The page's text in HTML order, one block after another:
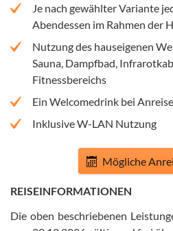
Je nach gewählter Variante
Abendessen im Rahmen der
Nutzung des hauseigenen
Sauna, Dampfbad,
Fitnessbereichs
Ein Welcomedrink bei Anreise
Inklusive W-LAN Nutzung
Mögliche
REISEINFORMATIONEN
Die oben beschriebenen